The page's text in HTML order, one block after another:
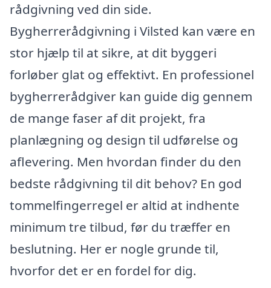
rådgivning ved din side.
Bygherrerådgivning i Vilsted kan være en
stor hjælp til at sikre, at dit byggeri
forløber glat og effektivt. En professionel
bygherrerådgiver kan guide dig gennem
de mange faser af dit projekt, fra
planlægning og design til udførelse og
aflevering. Men hvordan finder du den
bedste rådgivning til dit behov? En god
tommelfingerregel er altid at indhente
minimum tre tilbud, før du træffer en
beslutning. Her er nogle grunde til,
hvorfor det er en fordel for dig.